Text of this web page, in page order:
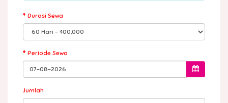
Durasi Sewa
Periode Sewa
Jumlah